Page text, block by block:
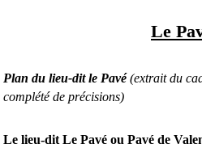
Le
Plan du lieu-dit le Pavé(extrait du
complété de précisions)
Le lieu-dit Le Pavé ou Pavé de